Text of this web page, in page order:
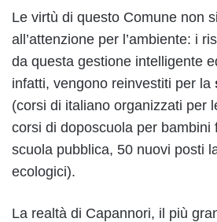
Le virtù di questo Comune non
all’attenzione per l’ambiente: i
da questa gestione intelligente
infatti, vengono reinvestiti per la
(corsi di italiano organizzati per
corsi di doposcuola per bambini
scuola pubblica, 50 nuovi posti
ecologici).
La realtà di Capannori, il più